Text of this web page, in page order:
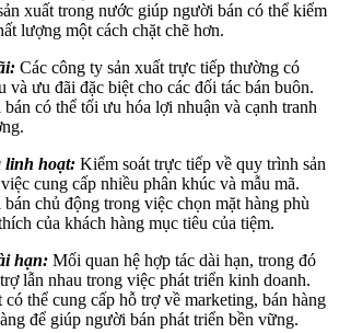
xuất trong nước giúp người bán có thể kiểm
lượng một cách chặt chẽ hơn.
Các công ty sản xuất trực tiếp thường có
và ưu đãi đặc biệt cho các đối tác bán buôn.
có thể tối ưu hóa lợi nhuận và cạnh tranh
linh hoạt: Kiểm soát trực tiếp về quy trình sản
cung cấp nhiều phân khúc và mẫu mã.
chủ động trong việc chọn mặt hàng phù
của khách hàng mục tiêu của tiệm.
hạn: Mối quan hệ hợp tác dài hạn, trong đó
lẫn nhau trong việc phát triển kinh doanh.
có thể cung cấp hỗ trợ về marketing, bán hàng
để giúp người bán phát triển bền vững.